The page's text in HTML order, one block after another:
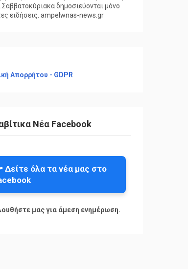
δημοσιεύονται μόνο
ειδήσεις. ampelwnas-news.gr
Απορρήτου - GDPR
Νέα Facebook
Δείτε όλα τα νέα μας στο
μας για άμεση ενημέρωση.